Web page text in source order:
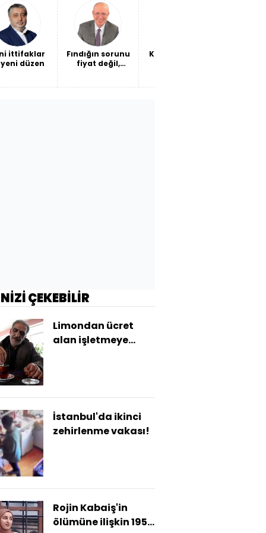
ettirdi!
ittifaklar
düzen
Fındığın sorunu
fiyat değil,
Kendi barışına
ÇEKEBİLİR
Limondan ücret
alan işletmeye
İstanbul'da ikinci
zehirlenme vakası!
Rojin Kabaiş'in
ölümüne ilişkin 195